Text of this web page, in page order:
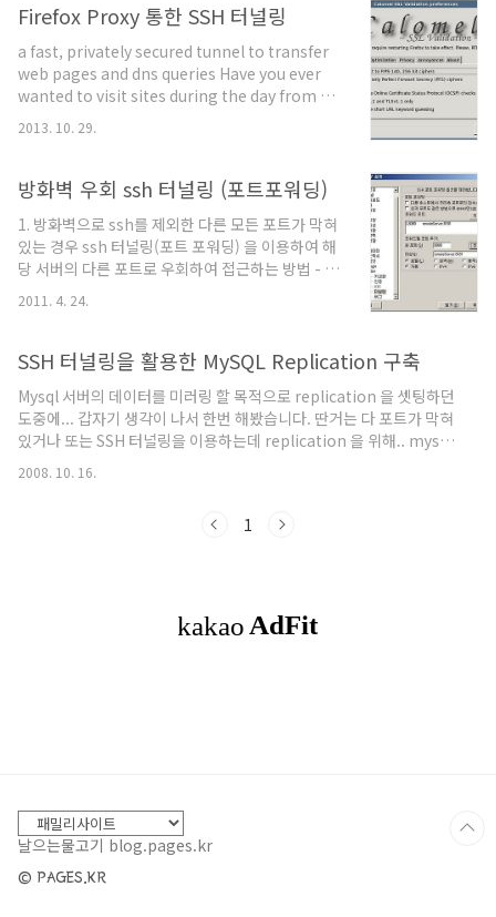
(10.10.3.0/24 LAN) 목표는 이 3개의 LAN에 속한
장치들이 터널(루팅) 설정을 통해 서로 통신할 수 있
도록 하는 것입니다. 단계별 처리 및 명령어 1. LAN
뒤에 있는 모든 기기는 IP 전달을 활성화해야 합니
다. 이 예에서는 서버와 client1/client2가 해당됩
니다. 이를 위해 다음 명령어를 사용합니다. 서버의
Firefox Proxy 통한 SSH 터널링
a fast, privately secured tunnel to transfer
web pages and dns queries Have you ever
wanted to visit sites during the day from a
location that denied access to those sites?
Perhaps the company has denied access
might have decided that the site you want
to go to might not always be work safe
depending on the story or pictures? What
you need is the ability to..
2013. 10. 29.
방화벽 우회 ssh 터널링 (포트포워딩)
1. 방화벽으로 ssh를 제외한 다른 모든 포트가 막혀
있는 경우 ssh 터널링(포트 포워딩) 을 이용하여 해
당 서버의 다른 포트로 우회하여 접근하는 방법 - 로
어있는 서버로 접속한다. ssh -L
user@remoteServer 이 명령은 로컬 8080번 포
트를 접속한 서버의 8181번 포트로 포워딩한다 이
후 localhost:8080 번으로 접속하여 해당서버의
8181번 포트로 접근 가능하다 putty를 사용한다면
다음과 같이 세션 설정에 Source port 를 8080으
로 Destination 을 remoteServer:8181로 하고
2011. 4. 24.
SSH 터널링을 활용한 MySQL Replication 구축
Mysql 서버의 데이터를 미러링 할 목적으로 replication 을 셋팅하던
도중에... 갑자기 생각이 나서 한번 해봤습니다. 딴거는 다 포트가 막혀
있거나 또는 SSH 터널링을 이용하는데 replication 을 위해.. mysql
좀 맘에 안들어서... ^^ replication 을 구축하기 위해 최소 2개의
등이 일어나는서버.. slave 서버 : select 를 주로 하는 서버... 우선 두
2008. 10. 16.
1
날으는물고기 blog.pages.kr
© PAGES.KR